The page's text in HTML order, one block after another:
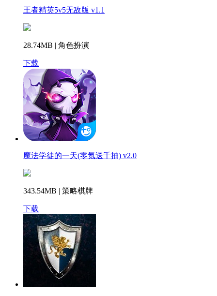
王者精英5v5无敌版 v1.1
28.74MB | 角色扮演
下载
魔法学徒的一天(零氪送千抽) v2.0
343.54MB | 策略棋牌
下载